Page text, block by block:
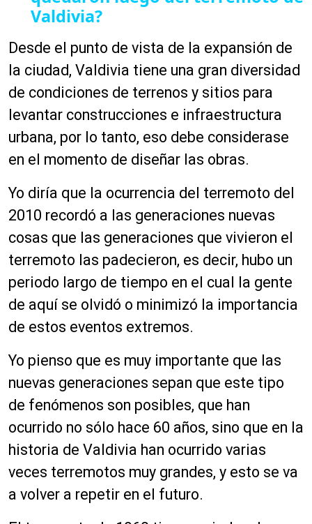
Valdivia?
Desde el punto de vista de la expansión de
la ciudad, Valdivia tiene una gran diversidad
de condiciones de terrenos y sitios para
levantar construcciones e infraestructura
urbana, por lo tanto, eso debe considerase
en el momento de diseñar las obras.
Yo diría que la ocurrencia del terremoto del
2010 recordó a las generaciones nuevas
cosas que las generaciones que vivieron el
terremoto las padecieron, es decir, hubo un
periodo largo de tiempo en el cual la gente
de aquí se olvidó o minimizó la importancia
de estos eventos extremos.
Yo pienso que es muy importante que las
nuevas generaciones sepan que este tipo
de fenómenos son posibles, que han
ocurrido no sólo hace 60 años, sino que en la
historia de Valdivia han ocurrido varias
veces terremotos muy grandes, y esto se va
a volver a repetir en el futuro.